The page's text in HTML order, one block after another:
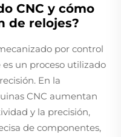
CNC y cómo
de relojes?
por control
un proceso utilizado
En la
CNC aumentan
y la precisión,
de componentes,